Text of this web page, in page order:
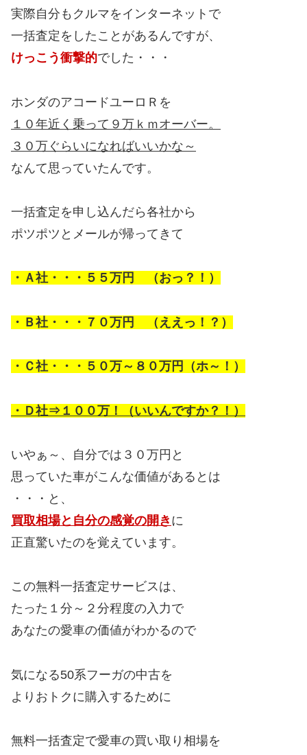
実際自分もクルマをインターネットで
一括査定をしたことがあるんですが、
けっこう衝撃的でした・・・
ホンダのアコードユーロＲを
１０年近く乗って９万ｋｍオーバー。
３０万ぐらいになればいいかな～
なんて思っていたんです。
一括査定を申し込んだら各社から
ポツポツとメールが帰ってきて
・Ａ社・・・５５万円 （おっ？！）
・Ｂ社・・・７０万円 （ええっ！？）
・Ｃ社・・・５０万～８０万円（ホ～！）
・Ｄ社⇒１００万！（いいんですか？！）
いやぁ～、自分では３０万円と
思っていた車がこんな価値があるとは
・・・と、
買取相場と自分の感覚の開き に
正直驚いたのを覚えています。
この無料一括査定サービスは、
たった１分～２分程度の入力で
あなたの愛車の価値がわかるので
気になる50系フーガの中古を
よりおトクに購入するために
無料一括査定で愛車の買い取り相場を